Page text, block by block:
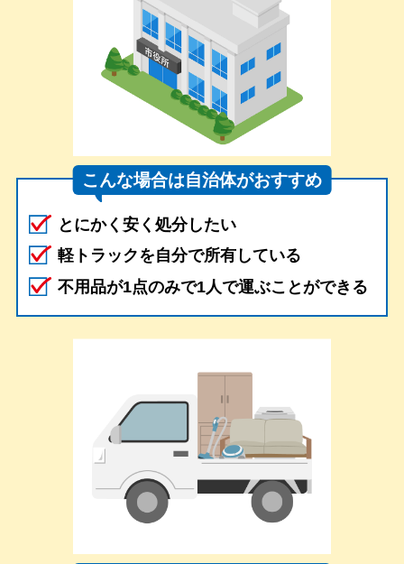
こんな場合は自治体がおすすめ
とにかく安く処分したい
軽トラックを自分で所有している
不用品が1点のみで1人で運ぶことができる